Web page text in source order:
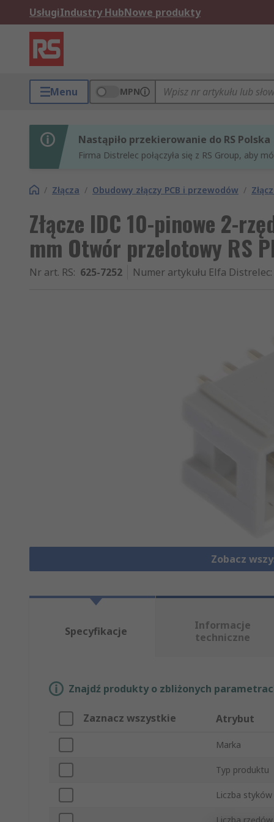
UsługiIndustry HubNowe produkty
Menu MPN
Nastąpiło przekierowanie do RS Polska
Firma Distrelec połączyła się z RS Group, aby
/ Złącza / Obudowy złączy PCB i przewodów /
Złącze IDC 10-pinowe 2-
mm Otwór przelotowy RS
Nr art. RS: 625-7252 Numer artykułu Elfa Distrelec:
Zobacz
Specyfikacje
Informacje
techniczne
Znajdź produkty o zbliżonych
Zaznacz wszystkie Atrybut
Marka
Typ produktu
Liczba styków